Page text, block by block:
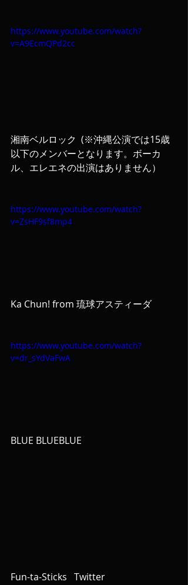
https://www.youtube.com/watch?
v=A9EcmQPd2cc
湘南ベルロック  (※沖縄公演では15歳
以下のメンバーとなります。ボーカ
ル、エレエネの出演はありません）
https://www.youtube.com/watch?
v=ZsHF9sf8mp4
Ka Chun! from 琉球アスティーダ
https://www.youtube.com/watch?
v=dr_sYdVaFwA
BLUE BLUEBLUE
Fun-ta-Sticks   Twitter